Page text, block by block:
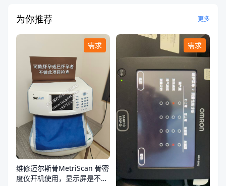
为你推荐 更多
需求
维修迈尔斯骨MetriScan 骨密
度仪开机使用，显示屏是不
需求